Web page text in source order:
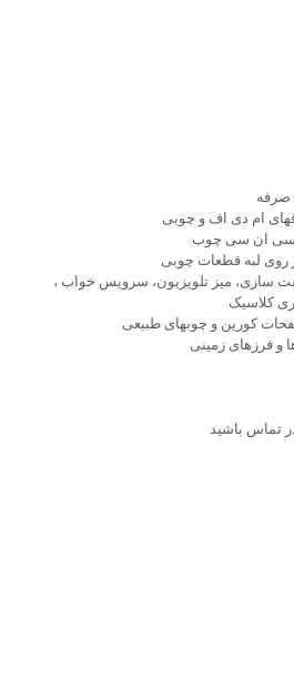
صرفه
ام دی اف و چوبی
سی ان سی چوب
روی لبه قطعات چوبی
سازی، میز تلویزیون، سرویس خواب ،
کلاسیک
کورین و چوبهای طبیعی
و فرزهای زمینی
تماس باشید